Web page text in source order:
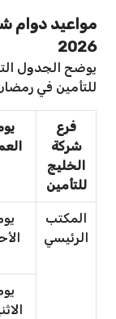
مواعيد دوام
2026
يوضح الجدول
للتأمين في رمضان
فرع
شركة
الخليج
للتأمين
المكتب
الرئيسي